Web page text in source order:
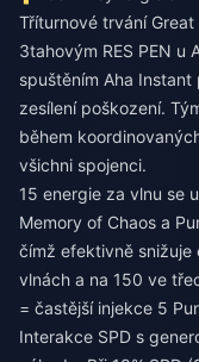
Tříturnové trvání
3tahovým RES PEN u
spuštěním Aha
zesílení poškození.
během
všichni spojenci.
15 energie za vlnu se
Memory of Chaos a
čímž efektivně snižuje
vlnách a na 150 ve
= častější injekce 5
Interakce SPD s